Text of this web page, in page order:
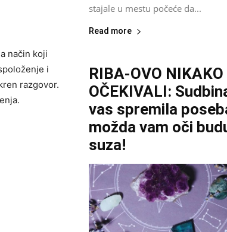
način koji
i
razgovor.
stajale u mestu počeće da...
Read more
RIBA-OVO
OČEKIVALI:
vas spremila
možda vam oči
suza!